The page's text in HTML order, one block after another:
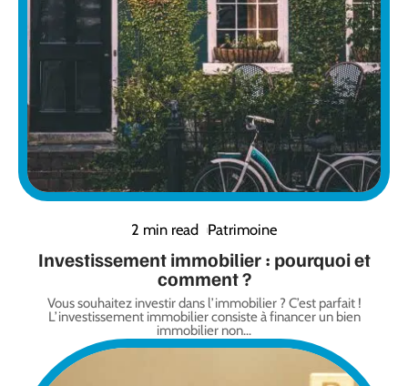
2 min read Patrimoine
Investissement immobilier : pourquoi et
comment ?
Vous souhaitez investir dans l’immobilier ? C’est parfait !
L’investissement immobilier consiste à financer un bien
immobilier non…